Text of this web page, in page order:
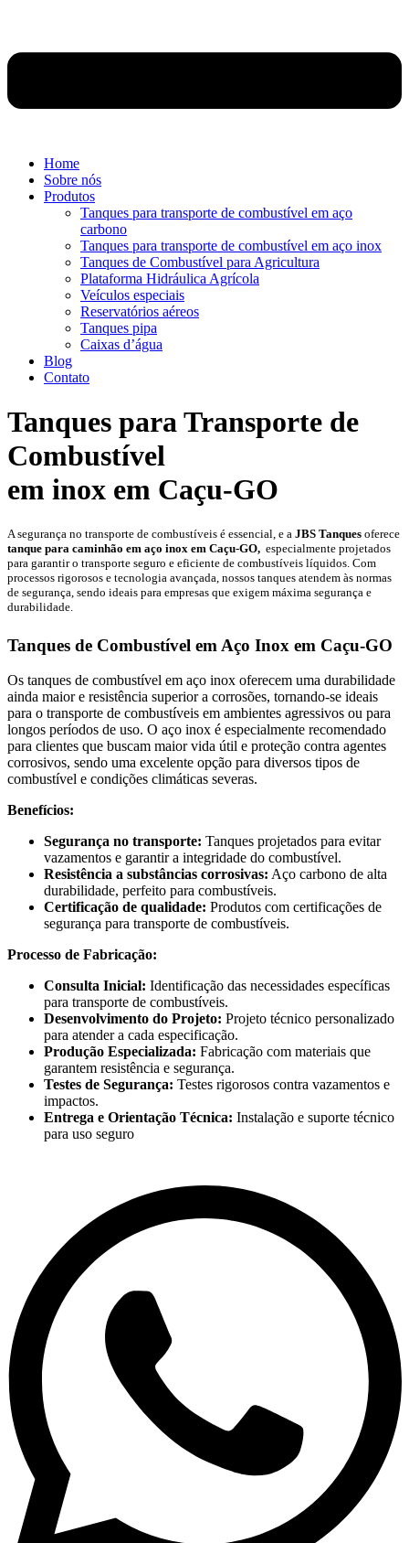
Home
Sobre nós
Produtos
Tanques para transporte de combustível em aço
carbono
Tanques para transporte de combustível em aço inox
Tanques de Combustível para Agricultura
Plataforma Hidráulica Agrícola
Veículos especiais
Reservatórios aéreos
Tanques pipa
Caixas d’água
Blog
Contato
Tanques para Transporte de
Combustível
em inox em Caçu-GO
A segurança no transporte de combustíveis é essencial, e a JBS Tanques oferece
tanque para caminhão em aço inox em Caçu-GO, especialmente projetados
para garantir o transporte seguro e eficiente de combustíveis líquidos. Com
processos rigorosos e tecnologia avançada, nossos tanques atendem às normas
de segurança, sendo ideais para empresas que exigem máxima segurança e
durabilidade.
Tanques de Combustível em Aço Inox em Caçu-GO
Os tanques de combustível em aço inox oferecem uma durabilidade
ainda maior e resistência superior a corrosões, tornando-se ideais
para o transporte de combustíveis em ambientes agressivos ou para
longos períodos de uso. O aço inox é especialmente recomendado
para clientes que buscam maior vida útil e proteção contra agentes
corrosivos, sendo uma excelente opção para diversos tipos de
combustível e condições climáticas severas.
Benefícios:
Segurança no transporte: Tanques projetados para evitar
vazamentos e garantir a integridade do combustível.
Resistência a substâncias corrosivas: Aço carbono de alta
durabilidade, perfeito para combustíveis.
Certificação de qualidade: Produtos com certificações de
segurança para transporte de combustíveis.
Processo de Fabricação:
Consulta Inicial: Identificação das necessidades específicas
para transporte de combustíveis.
Desenvolvimento do Projeto: Projeto técnico personalizado
para atender a cada especificação.
Produção Especializada: Fabricação com materiais que
garantem resistência e segurança.
Testes de Segurança: Testes rigorosos contra vazamentos e
impactos.
Entrega e Orientação Técnica: Instalação e suporte técnico
para uso seguro